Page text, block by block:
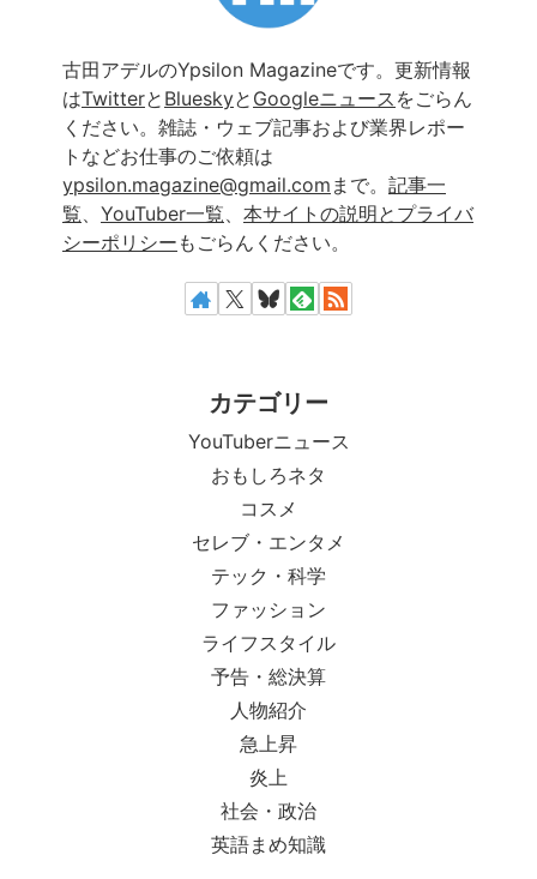
古田アデルのYpsilon Magazineです。更新情報
はTwitterと Blueskyと Googleニュース をごらん
ください。雑誌・ウェブ記事および業界レポー
トなどお仕事のご依頼は
ypsilon.magazine@gmail.com まで。 記事一
覧
YouTuber一覧
本サイトの説明とプライバ
シーポリシー もごらんください。
カテゴリー
YouTuberニュース
おもしろネタ
コスメ
セレブ・エンタメ
テック・科学
ファッション
ライフスタイル
予告・総決算
人物紹介
急上昇
炎上
社会・政治
英語まめ知識